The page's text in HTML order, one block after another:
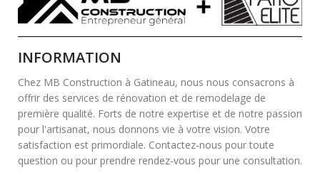
INFORMATION
Chez MB Construction à Gatineau, nous nous consacrons à
offrir des services de rénovation et de remodelage de
première qualité. Forts de notre expertise et de notre passion
pour l'artisanat, nous donnons vie à votre vision. Votre
satisfaction est primordiale. Contactez-nous pour toute
question ou pour prendre rendez-vous pour une consultation.